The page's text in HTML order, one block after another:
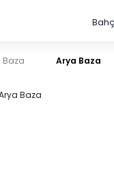
Baza Arya Baza